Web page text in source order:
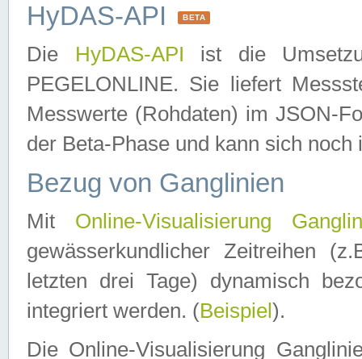
HyDAS-API BETA
Die HyDAS-API ist die
PEGELONLINE. Sie liefert
Messwerte (Rohdaten) im JSON-
der Beta-Phase und kann sich noch
Bezug von Ganglinien
Mit Online-Visualisierung
gewässerkundlicher Zeitreihen
letzten drei Tage) dynamisch
integriert werden. (Beispiel ).
Die Online-Visualisierung